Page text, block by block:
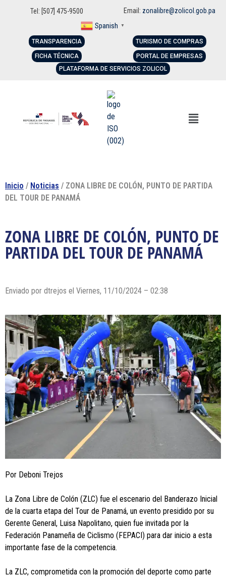
Tel: [507] 475-9500 Email: zonalibre@zolicol.gob.pa
Spanish ▼
TRANSPARENCIA
FICHA TÉCNICA
TURISMO DE COMPRAS
PORTAL DE EMPRESAS
PLATAFORMA DE SERVICIOS ZOLICOL
Inicio / Noticias / ZONA LIBRE DE COLÓN, PUNTO DE PARTIDA
DEL TOUR DE PANAMÁ
ZONA LIBRE DE COLÓN, PUNTO DE
PARTIDA DEL TOUR DE PANAMÁ
Enviado por dtrejos el Viernes, 11/10/2024 – 02:38
Por Deboni Trejos
La Zona Libre de Colón (ZLC) fue el escenario del Banderazo Inicial
de la cuarta etapa del Tour de Panamá, un evento presidido por su
Gerente General, Luisa Napolitano, quien fue invitada por la
Federación Panameña de Ciclismo (FEPACI) para dar inicio a esta
importante fase de la competencia.
La ZLC, comprometida con la promoción del deporte como parte